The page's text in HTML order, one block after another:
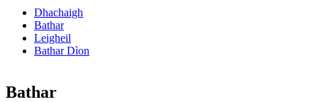
Dhachaigh
Bathar
Leigheil
Bathar Dìon
Bathar